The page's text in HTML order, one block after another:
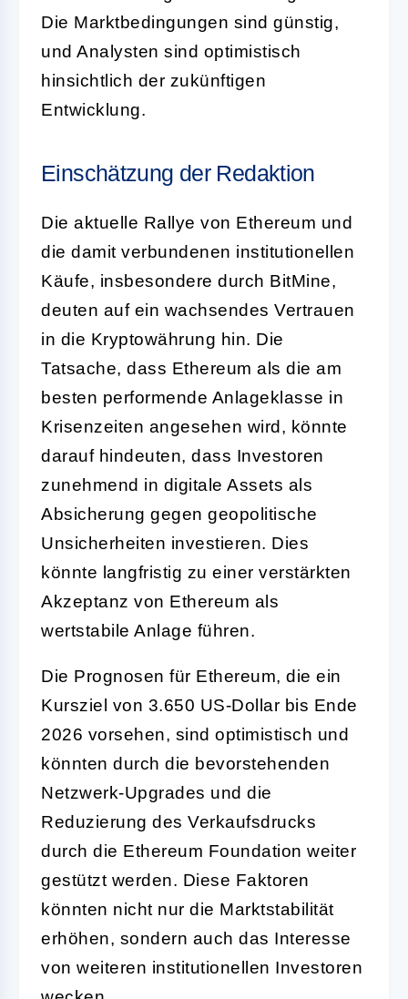
Die Marktbedingungen sind günstig,
und Analysten sind optimistisch
hinsichtlich der zukünftigen
Entwicklung.
Einschätzung der Redaktion
Die aktuelle Rallye von Ethereum und
die damit verbundenen institutionellen
Käufe, insbesondere durch BitMine,
deuten auf ein wachsendes Vertrauen
in die Kryptowährung hin. Die
Tatsache, dass Ethereum als die am
besten performende Anlageklasse in
Krisenzeiten angesehen wird, könnte
darauf hindeuten, dass Investoren
zunehmend in digitale Assets als
Absicherung gegen geopolitische
Unsicherheiten investieren. Dies
könnte langfristig zu einer verstärkten
Akzeptanz von Ethereum als
wertstabile Anlage führen.
Die Prognosen für Ethereum, die ein
Kursziel von 3.650 US-Dollar bis Ende
2026 vorsehen, sind optimistisch und
könnten durch die bevorstehenden
Netzwerk-Upgrades und die
Reduzierung des Verkaufsdrucks
durch die Ethereum Foundation weiter
gestützt werden. Diese Faktoren
könnten nicht nur die Marktstabilität
erhöhen, sondern auch das Interesse
von weiteren institutionellen Investoren